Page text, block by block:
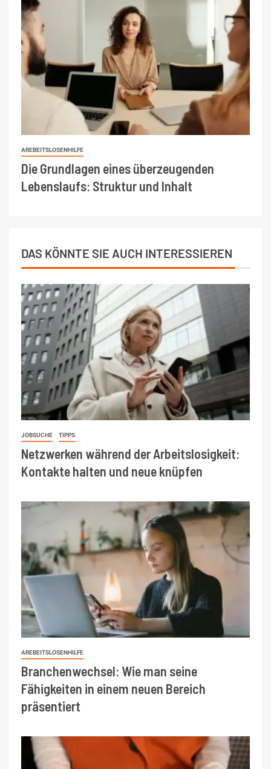
AREBEITSLOSENHILFE
Die Grundlagen eines überzeugenden
Lebenslaufs: Struktur und Inhalt
DAS KÖNNTE SIE AUCH INTERESSIEREN
JOBSUCHE TIPPS
Netzwerken während der Arbeitslosigkeit:
Kontakte halten und neue knüpfen
AREBEITSLOSENHILFE
Branchenwechsel: Wie man seine
Fähigkeiten in einem neuen Bereich
präsentiert